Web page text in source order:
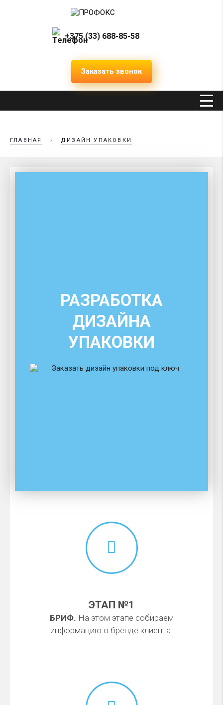
+375 (33) 688-85-58
Заказать звонок
ГЛАВНАЯ › ДИЗАЙН УПАКОВКИ
РАЗРАБОТКА
ДИЗАЙНА
УПАКОВКИ
ЭТАП №1
БРИФ. На этом этапе собираем
информацию о бренде клиента.